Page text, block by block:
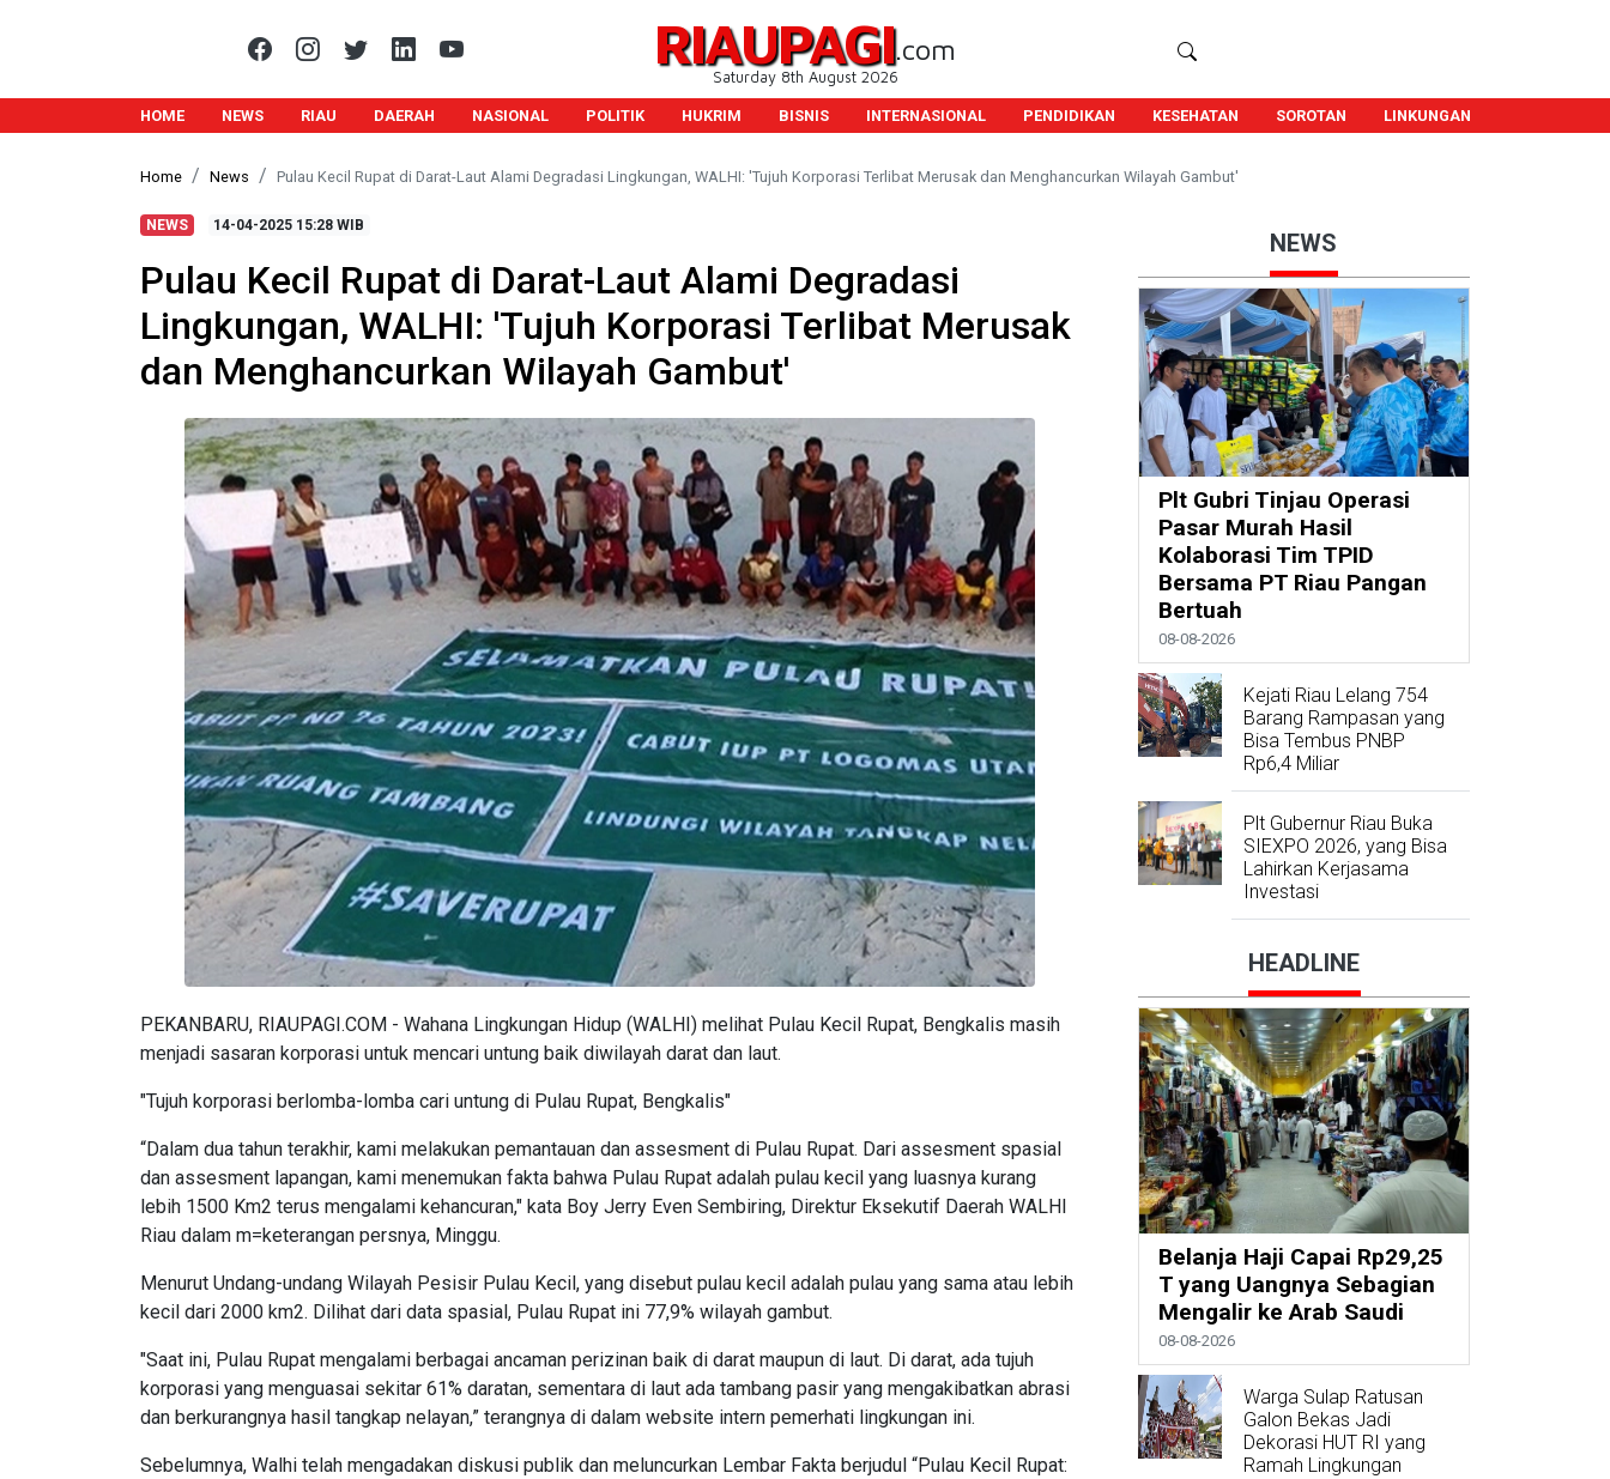
RIAUPAGI.com
Saturday 8th August 2026
HOME NEWS RIAU DAERAH NASIONAL POLITIK HUKRIM BISNIS INTERNASIONAL PENDIDIKAN KESEHATAN SOROTAN LINKUNGAN
Home News Pulau Kecil Rupat di Darat-Laut Alami Degradasi Lingkungan, WALHI: 'Tujuh Korporasi Terlibat Merusak dan Menghancurkan Wilayah Gambut'
NEWS 14-04-2025 15:28 WIB
Pulau Kecil Rupat di Darat-Laut Alami Degradasi
Lingkungan, WALHI: 'Tujuh Korporasi Terlibat Merusak
dan Menghancurkan Wilayah Gambut'
PEKANBARU, RIAUPAGI.COM - Wahana Lingkungan Hidup (WALHI) melihat Pulau Kecil Rupat, Bengkalis masih
menjadi sasaran korporasi untuk mencari untung baik diwilayah darat dan laut.
"Tujuh korporasi berlomba-lomba cari untung di Pulau Rupat, Bengkalis"
“Dalam dua tahun terakhir, kami melakukan pemantauan dan assesment di Pulau Rupat. Dari assesment spasial
dan assesment lapangan, kami menemukan fakta bahwa Pulau Rupat adalah pulau kecil yang luasnya kurang
lebih 1500 Km2 terus mengalami kehancuran," kata Boy Jerry Even Sembiring, Direktur Eksekutif Daerah WALHI
Riau dalam m=keterangan persnya, Minggu.
Menurut Undang-undang Wilayah Pesisir Pulau Kecil, yang disebut pulau kecil adalah pulau yang sama atau lebih
kecil dari 2000 km2. Dilihat dari data spasial, Pulau Rupat ini 77,9% wilayah gambut.
"Saat ini, Pulau Rupat mengalami berbagai ancaman perizinan baik di darat maupun di laut. Di darat, ada tujuh
korporasi yang menguasai sekitar 61% daratan, sementara di laut ada tambang pasir yang mengakibatkan abrasi
dan berkurangnya hasil tangkap nelayan,” terangnya di dalam website intern pemerhati lingkungan ini.
Sebelumnya, Walhi telah mengadakan diskusi publik dan meluncurkan Lembar Fakta berjudul “Pulau Kecil Rupat:
NEWS
Plt Gubri Tinjau Operasi
Pasar Murah Hasil
Kolaborasi Tim TPID
Bersama PT Riau Pangan
Bertuah
08-08-2026
Kejati Riau Lelang 754
Barang Rampasan yang
Bisa Tembus PNBP
Rp6,4 Miliar
Plt Gubernur Riau Buka
SIEXPO 2026, yang Bisa
Lahirkan Kerjasama
Investasi
HEADLINE
Belanja Haji Capai Rp29,25
T yang Uangnya Sebagian
Mengalir ke Arab Saudi
08-08-2026
Warga Sulap Ratusan
Galon Bekas Jadi
Dekorasi HUT RI yang
Ramah Lingkungan